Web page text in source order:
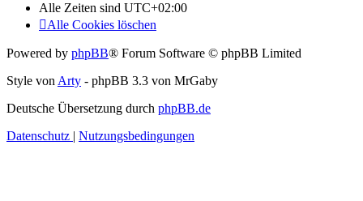
Alle Zeiten sind UTC+02:00
Alle Cookies löschen
Powered by phpBB® Forum Software © phpBB Limited
Style von Arty - phpBB 3.3 von MrGaby
Deutsche Übersetzung durch phpBB.de
Datenschutz | Nutzungsbedingungen